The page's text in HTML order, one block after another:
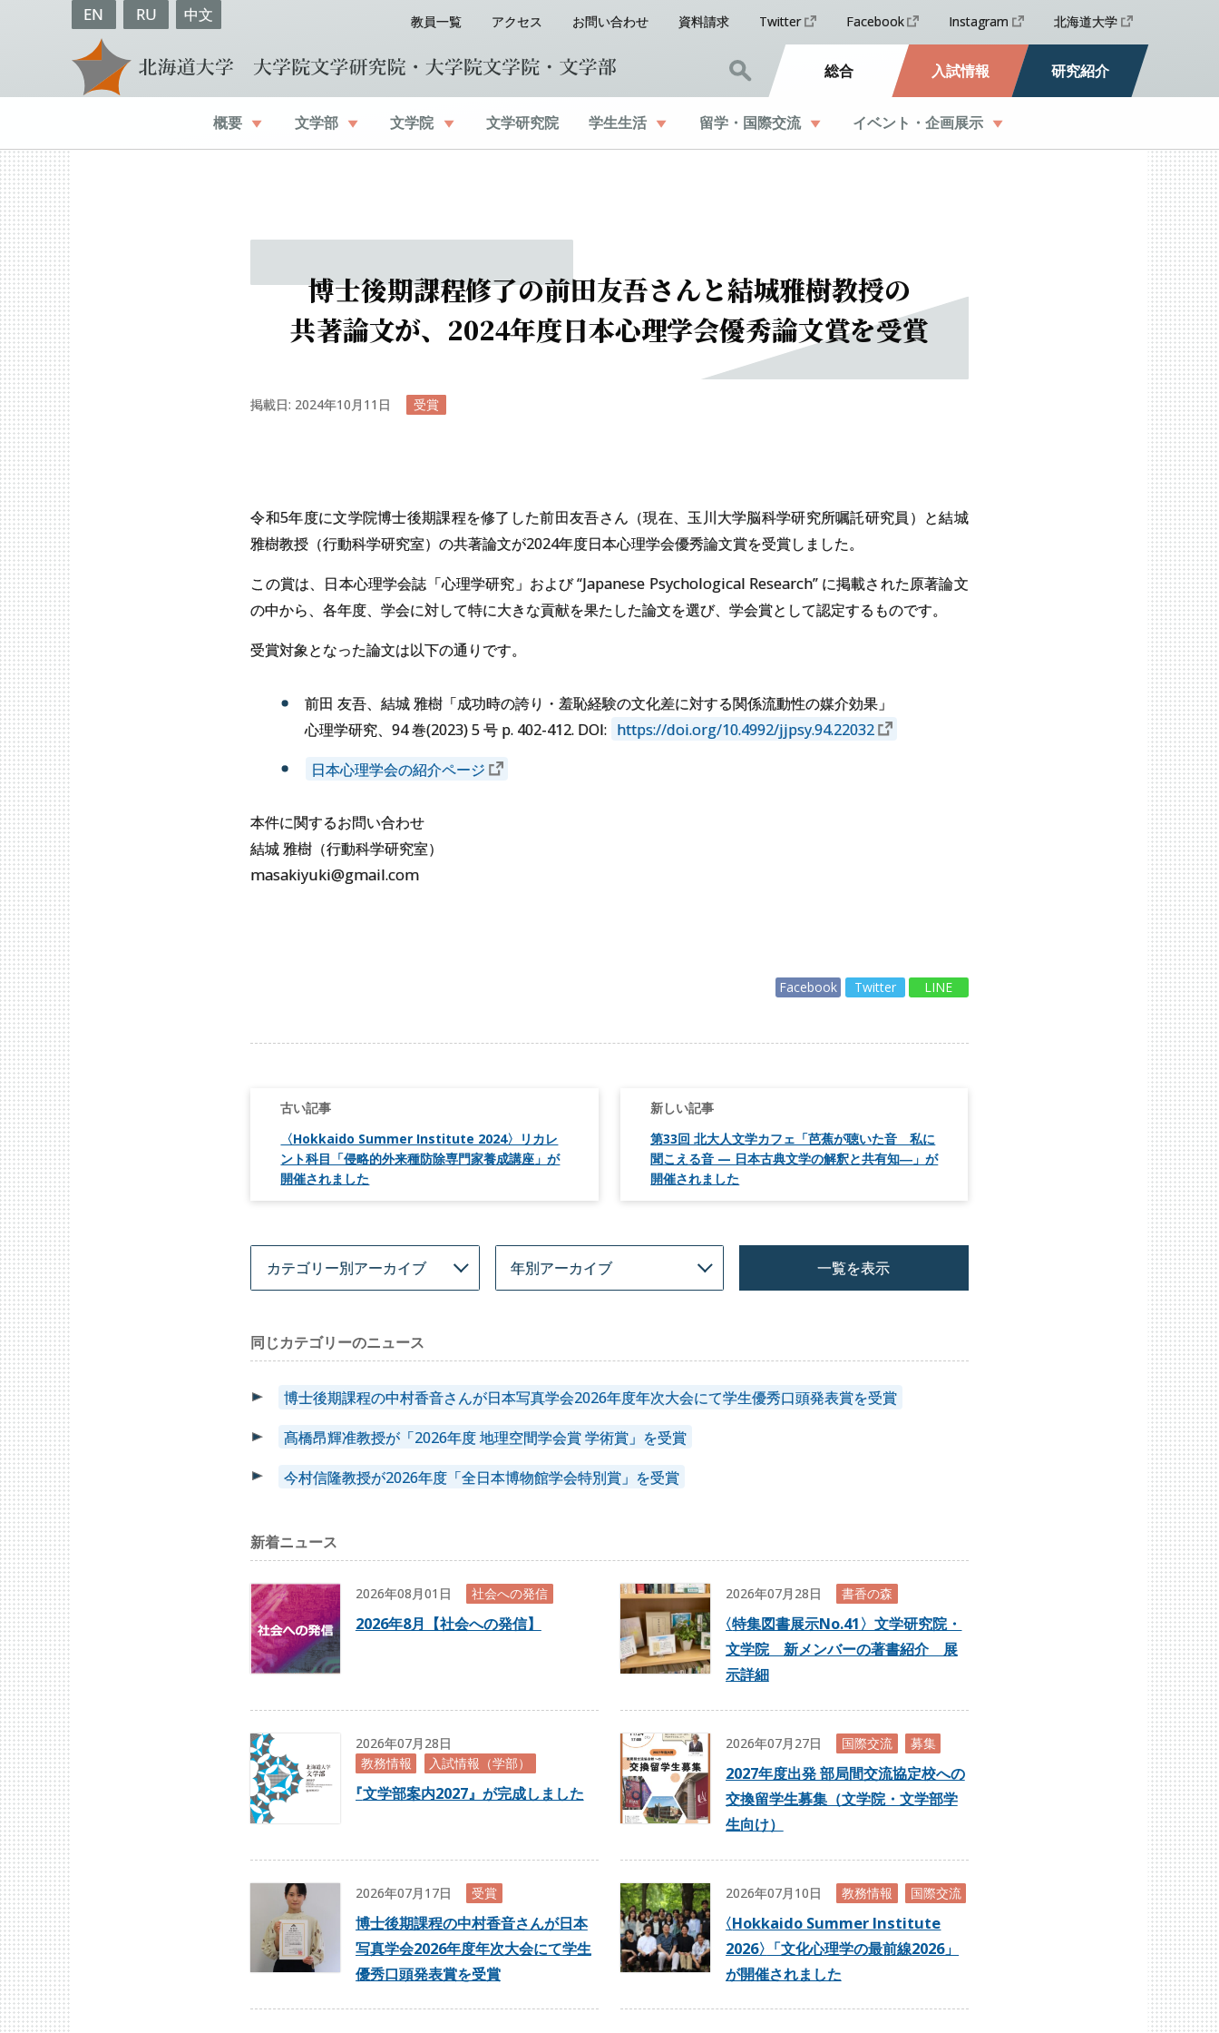
EN RU 中文 教員一覧 アクセス お問い合わせ 資料請求 Twitter Facebook Instagram 北海道大学
総合 入試情報 研究紹介
概要 文学部 文学院 文学研究院 学生生活 留学・ 国際交流 イベント ・企画展示
博士後期課程修了の前田友吾さんと結城雅樹教授の
共著論文が、 2024年度日本心理学会優秀論文賞を受賞
掲載日: 2024年10月11日 受賞
令和5年度に文学院博士後期課程を修了した前田友吾さん（現在、玉川大学脳科学研究所嘱託研究員）と結城
雅樹教授（行動科学研究室）の共著論文が2024年度日本心理学会優秀論文賞を受賞しました。
この賞は、日本心理学会誌「心理学研究」および “Japanese Psychological Research” に掲載された原著論文
の中から、各年度、学会に対して特に大きな貢献を果たした論文を選び、学会賞として認定するものです。
受賞対象となった論文は以下の通りです。
前田 友吾、結城 雅樹「成功時の誇り・羞恥経験の文化差に対する関係流動性の媒介効果」
心理学研究、94 巻(2023) 5 号 p. 402-412. DOI: https://doi.org/10.4992/jjpsy.94.22032
日本心理学会の紹介ページ
本件に関するお問い合わせ
結城 雅樹（行動科学研究室）
masakiyuki@gmail.com
Facebook Twitter LINE
ョ
〈Hokkaido Summer Institute 2024〉リカレ
ント科目「侵略的外来種防除専門家養成講座」が
開催されました
第33回 北大人文学カフェ「芭蕉が聴いた音 私に
聞こえる音 — 日本古典文学の解釈と共有知―」が
開催されました
一覧を表示
同じカテゴリーのニュース
博士後期課程の中村香音さんが日本写真学会2026年度年次大会にて学生優秀口頭発表賞を受賞
髙橋昂輝准教授が「2026年度 地理空間学会賞 学術賞」を受賞
今村信隆教授が2026年度「全日本博物館学会特別賞」を受賞
新着ニュース
2026年08月01日 社会への発信
2026年8月【社会への発信】
2026年07月28日 書香の森
〈特集図書展示No.41〉文学研究院・
文学院 新メンバーの著書紹介 展
示詳細
2026年07月28日
教務情報
入試情報（学部）
『文学部案内2027』が完成しました
2026年07月27日 国際交流 募集
2027年度出発 部局間交流協定校への
交換留学生募集（文学院・文学部学
生向け）
2026年07月17日 受賞
博士後期課程の中村香音さんが日本
写真学会2026年度年次大会にて学生
優秀口頭発表賞を受賞
2026年07月10日 教務情報 国際交流
〈Hokkaido Summer Institute
2026〉 「文化心理学の最前線2026」
が開催されました